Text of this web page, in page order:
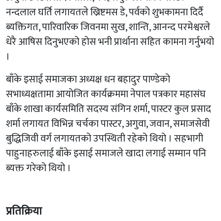
नन्दलाल घर्ति लगायतले ख्रिष्टमस डे, पर्वको शुभकामना दिर्दै
ब्यक्तिगत, पारिवारिक जिवनमा सुख, शान्ति, आनन्द परमेश्वरले
धेरै आषिस दिनुभएको होस भनी प्रार्थाना सहित कामना गर्नुभयो
।
बाँके इसाई समाजका अध्यक्ष धन बहादुर पाण्डेको
सभाध्यक्षतामा आयोजित कार्यक्रममा नेपाल पत्रकार महासंघ
बाँके शाखा कार्यसमिति सदस्य संगिन शर्मा, पास्टर कुल प्रसाद
शर्मा लगायत विभिन्न चर्चका पास्टर, अगुवा, जवान, समाजसेवी
बुद्धिजिवी वर्ग लगायतको उपस्थिती रहेको थियो । सहभागी
पाहुनाहरुलाई बाँके इसाई समाजले खादा लगाई सम्मान पनि
ब्यक्त गरेको थियो ।
प्रतिक्रिया